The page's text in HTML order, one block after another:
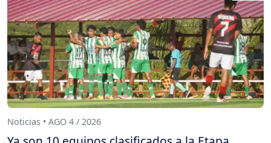
Noticias • AGO 4 / 2026